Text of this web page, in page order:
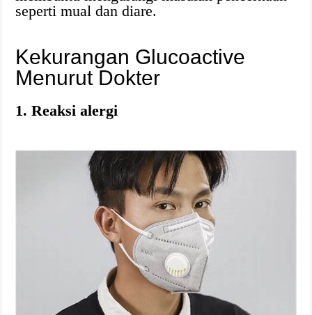
seperti mual dan diare.
Kekurangan Glucoactive
Menurut Dokter
1. Reaksi alergi